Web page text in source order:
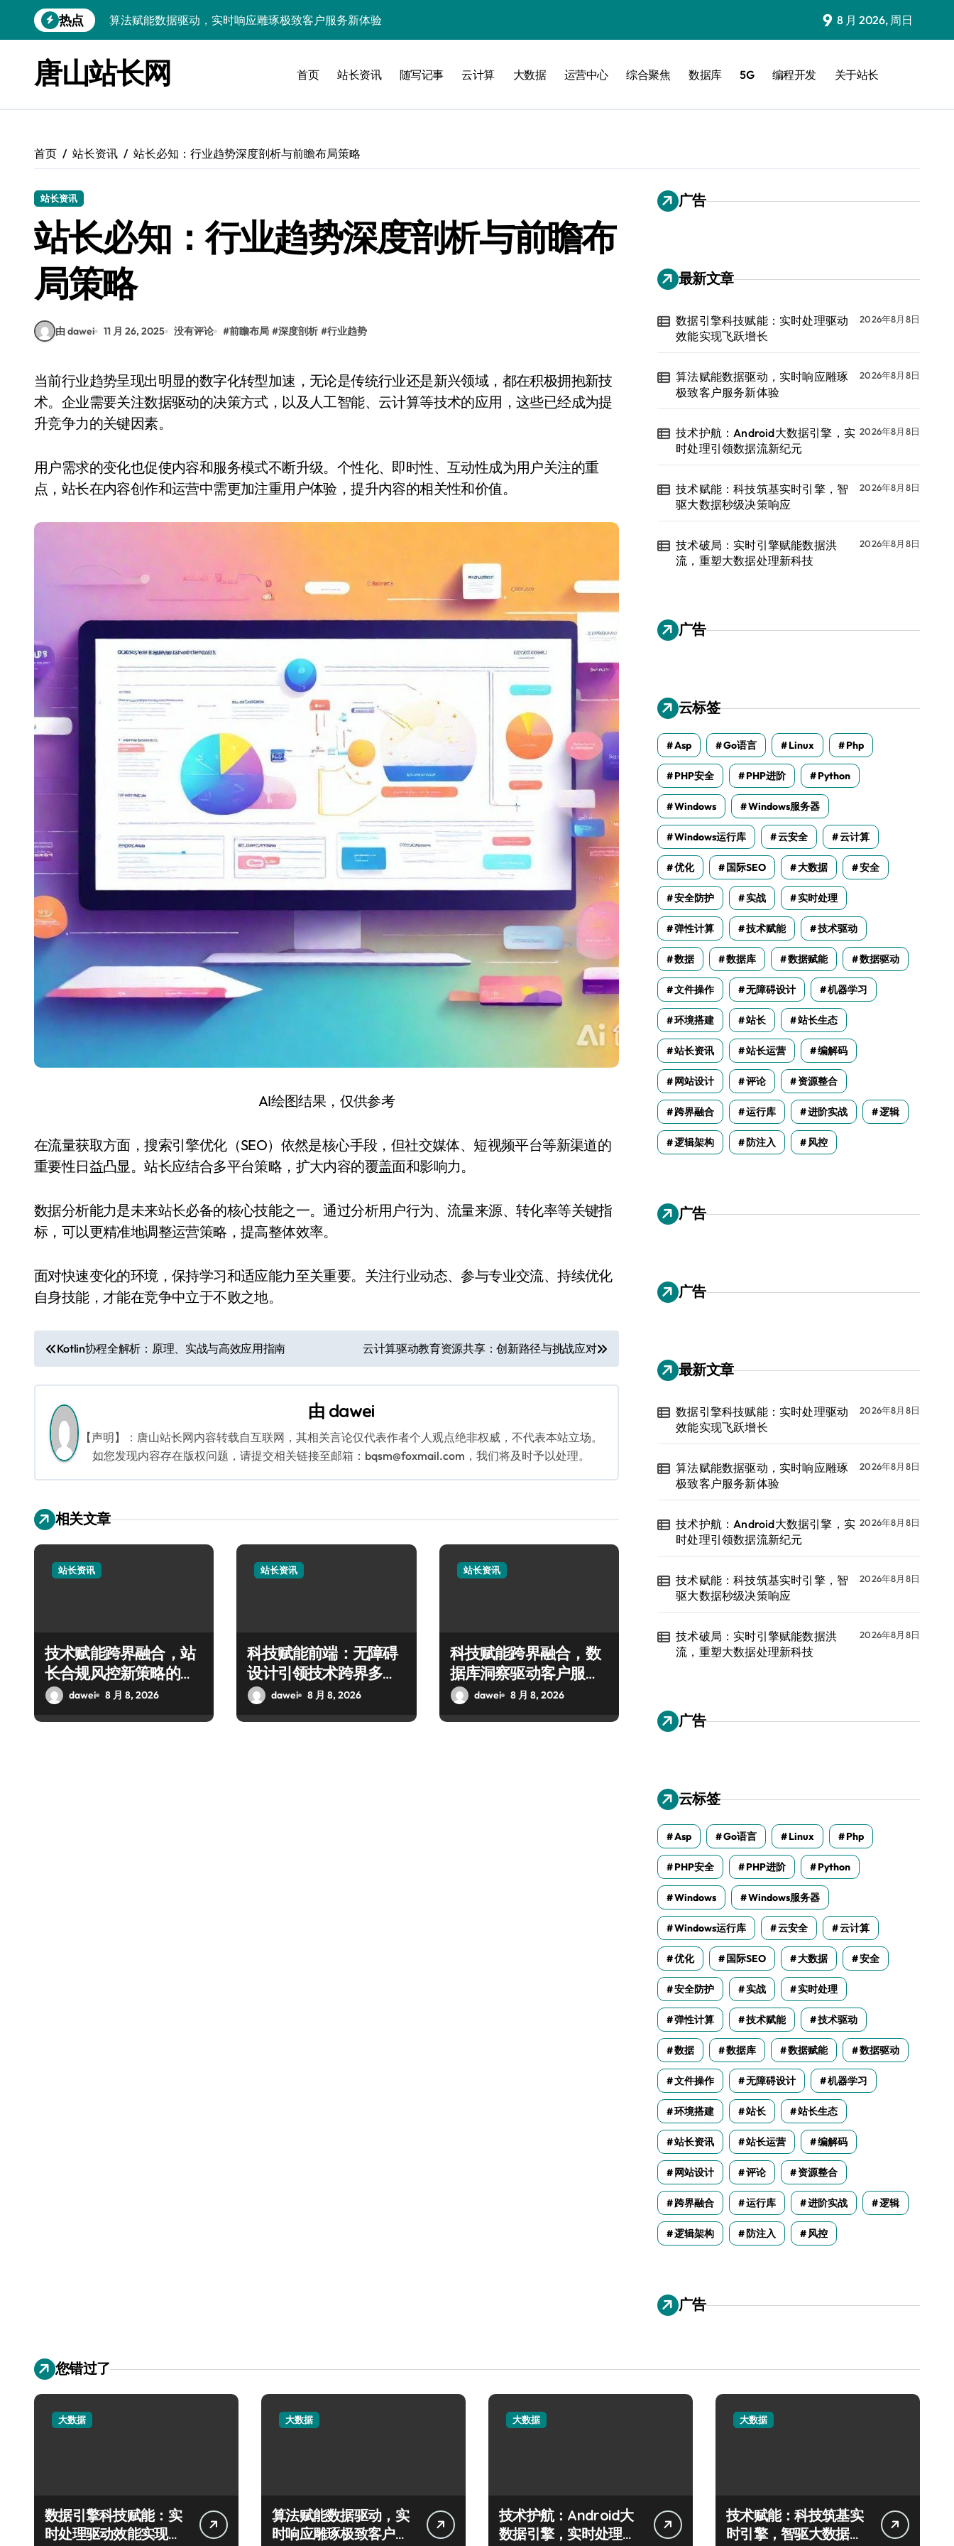
到
热点
技术护航：Android大数据引擎，实时处理引领数据流新纪元
技术破局：实时引擎赋能数据洪流，重塑大数据处理新科技
大数据架构下实时引擎优化：技术革新驱动数据处理效能跃升
大数据赋能运维：实时处理提效，精准调控信息流
Go语言赋能大数据：实时引擎构建与科技驱动的性能优化术
数据引擎科技赋能：实时处理驱动效能实现飞跃增长
9 8 月 2026, 周日
唐山站长网 首页 站长资讯 随写记事 云计算 大数据 运营中心 综合聚焦 数据库 5G 编程开发 关于站长
首页 站长资讯 站长必知：行业趋势深度剖析与前瞻布局策略
站长资讯
站长必知：行业趋势深度剖析与前瞻布
局策略
由 dawei 11 月 26, 2025 没有评论 #前瞻布局 #深度剖析 #行业趋势
当前行业趋势呈现出明显的数字化转型加速，无论是传统行业还是新兴领域，都在积极拥抱新技
术。企业需要关注数据驱动的决策方式，以及人工智能、云计算等技术的应用，这些已经成为提
升竞争力的关键因素。
用户需求的变化也促使内容和服务模式不断升级。个性化、即时性、互动性成为用户关注的重
点，站长在内容创作和运营中需更加注重用户体验，提升内容的相关性和价值。
AI绘图结果，仅供参考
在流量获取方面，搜索引擎优化（SEO）依然是核心手段，但社交媒体、短视频平台等新渠道的
重要性日益凸显。站长应结合多平台策略，扩大内容的覆盖面和影响力。
数据分析能力是未来站长必备的核心技能之一。通过分析用户行为、流量来源、转化率等关键指
标，可以更精准地调整运营策略，提高整体效率。
面对快速变化的环境，保持学习和适应能力至关重要。关注行业动态、参与专业交流、持续优化
自身技能，才能在竞争中立于不败之地。
文
章
导
航
Kotlin协程全解析：原理、实战与高效应用指南 云计算驱动教育资源共享：创新路径与挑战应对
由 dawei
【声明】：唐山站长网内容转载自互联网，其相关言论仅代表作者个人观点绝非权威，不代表本站立场。
如您发现内容存在版权问题，请提交相关链接至邮箱：bqsm@foxmail.com，我们将及时予以处理。
相关文章
站长资讯
技术赋能跨界融合，站
长合规风控新策略的科
技破局之道
dawei 8 月 8, 2026
站长资讯
科技赋能前端：无障碍
设计引领技术跨界多元
融合新潮
dawei 8 月 8, 2026
站长资讯
科技赋能跨界融合，数
据库洞察驱动客户服务
新升级
dawei 8 月 8, 2026
广告
最新文章
数据引擎科技赋能：实时处理驱动
效能实现飞跃增长
2026年8月8日
算法赋能数据驱动，实时响应雕琢
极致客户服务新体验
2026年8月8日
技术护航：Android大数据引擎，实
时处理引领数据流新纪元
2026年8月8日
技术赋能：科技筑基实时引擎，智
驱大数据秒级决策响应
2026年8月8日
技术破局：实时引擎赋能数据洪
流，重塑大数据处理新科技
2026年8月8日
广告
云标签
Asp Go语言 Linux Php
PHP安全 PHP进阶 Python
Windows Windows服务器
Windows运行库 云安全 云计算
优化 国际SEO 大数据 安全
安全防护 实战 实时处理
弹性计算 技术赋能 技术驱动
数据 数据库 数据赋能 数据驱动
文件操作 无障碍设计 机器学习
环境搭建 站长 站长生态
站长资讯 站长运营 编解码
网站设计 评论 资源整合
跨界融合 运行库 进阶实战 逻辑
逻辑架构 防注入 风控
广告
广告
最新文章
数据引擎科技赋能：实时处理驱动
效能实现飞跃增长
2026年8月8日
算法赋能数据驱动，实时响应雕琢
极致客户服务新体验
2026年8月8日
技术护航：Android大数据引擎，实
时处理引领数据流新纪元
2026年8月8日
技术赋能：科技筑基实时引擎，智
驱大数据秒级决策响应
2026年8月8日
技术破局：实时引擎赋能数据洪
流，重塑大数据处理新科技
2026年8月8日
广告
云标签
Asp Go语言 Linux Php
PHP安全 PHP进阶 Python
Windows Windows服务器
Windows运行库 云安全 云计算
优化 国际SEO 大数据 安全
安全防护 实战 实时处理
弹性计算 技术赋能 技术驱动
数据 数据库 数据赋能 数据驱动
文件操作 无障碍设计 机器学习
环境搭建 站长 站长生态
站长资讯 站长运营 编解码
网站设计 评论 资源整合
跨界融合 运行库 进阶实战 逻辑
逻辑架构 防注入 风控
广告
您错过了
大数据
数据引擎科技赋能：实
时处理驱动效能实现飞
大数据
算法赋能数据驱动，实
时响应雕琢极致客户服
大数据
技术护航：Android大
数据引擎，实时处理引
大数据
技术赋能：科技筑基实
时引擎，智驱大数据秒